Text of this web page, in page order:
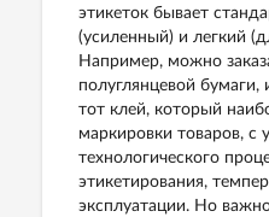
этикеток бывает
(усиленный) и легкий
Например, можно
полуглянцевой бумаги,
тот клей, который
маркировки товаров, с
технологического
этикетирования,
эксплуатации. Но